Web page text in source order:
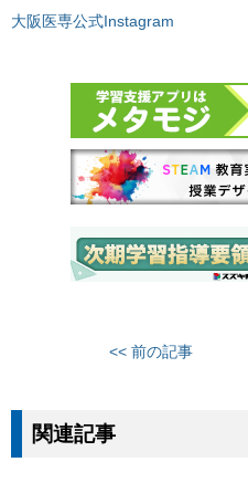
大阪医専公式Instagram
<< 前の記事
関連記事